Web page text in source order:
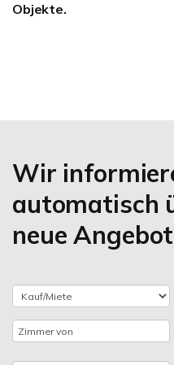
Objekte.
Wir
automatisch
neue